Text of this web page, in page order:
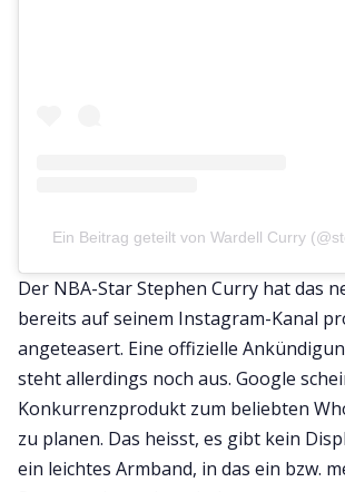
Ein Beitrag geteilt von Wardell Curry
Der NBA-Star Stephen Curry hat das
bereits auf seinem Instagram-Kanal
angeteasert. Eine offizielle
steht allerdings noch aus. Google
Konkurrenzprodukt zum beliebten
zu planen. Das heisst, es gibt kein
ein leichtes Armband, in das ein bzw.